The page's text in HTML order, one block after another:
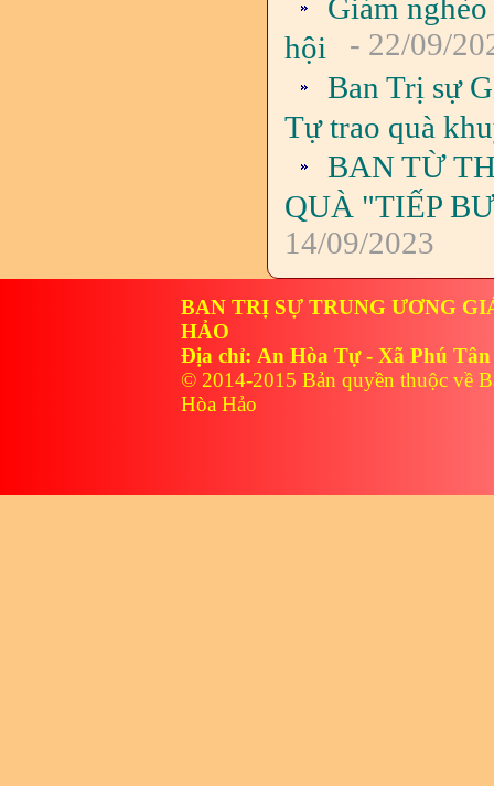
Giảm
hội
- 22/09/
Ban Trị sự
Tự trao quà
BAN TỪ
QUÀ "TIẾP
14/09/2023
BAN TRỊ SỰ TRUNG ƯƠNG
HẢO
Địa chỉ: An Hòa Tự - Xã Phú
© 2014-2015 Bản quyền thuộc về
Hòa Hảo